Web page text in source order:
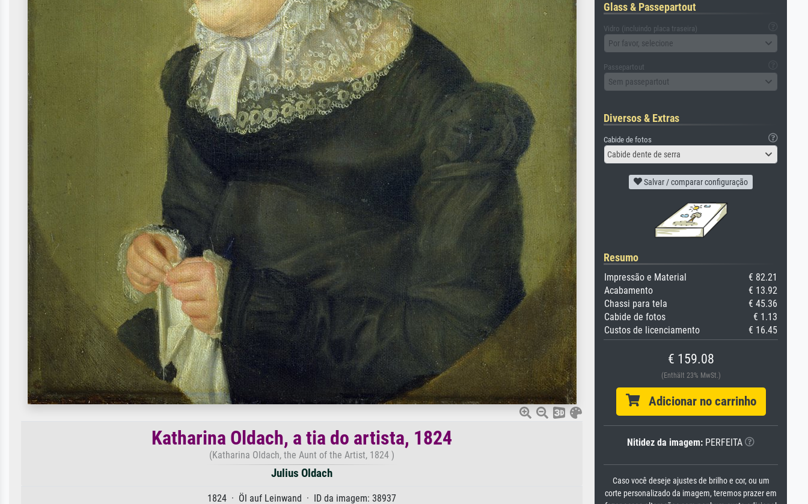
Katharina Oldach, a tia do artista, 1824
(Katharina Oldach, the Aunt of the Artist, 1824 )
Julius Oldach
1824 · Öl auf Leinwand · ID da imagem: 38937
Glass & Passepartout
Vidro (incluindo placa traseira)
Por favor, selecione
Passepartout
Sem passepartout
Diversos & Extras
Cabide de fotos
Cabide dente de serra
Salvar / comparar configuração
Resumo
Impressão e Material
€ 82.21
Acabamento
€ 13.92
Chassi para tela
€ 45.36
Cabide de fotos
€ 1.13
Custos de licenciamento
€ 16.45
€ 159.08
(Enthält 23% MwSt.)
Adicionar no carrinho
Nitidez da imagem: PERFEITA
Caso você deseje ajustes de brilho e cor, ou um
corte personalizado da imagem, teremos prazer em